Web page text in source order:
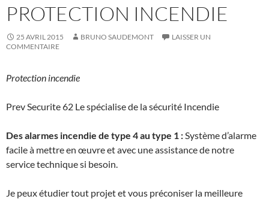
PROTECTION INCENDIE
25 AVRIL 2015 BRUNO SAUDEMONT
LAISSER UN
COMMENTAIRE
Protection incendie
Prev Securite 62 Le spécialise de la sécurité Incendie
Des alarmes incendie de type 4 au type 1 : Système d’alarme
facile à mettre en œuvre et avec une assistance de notre
service technique si besoin.
Je peux étudier tout projet et vous préconiser la meilleure